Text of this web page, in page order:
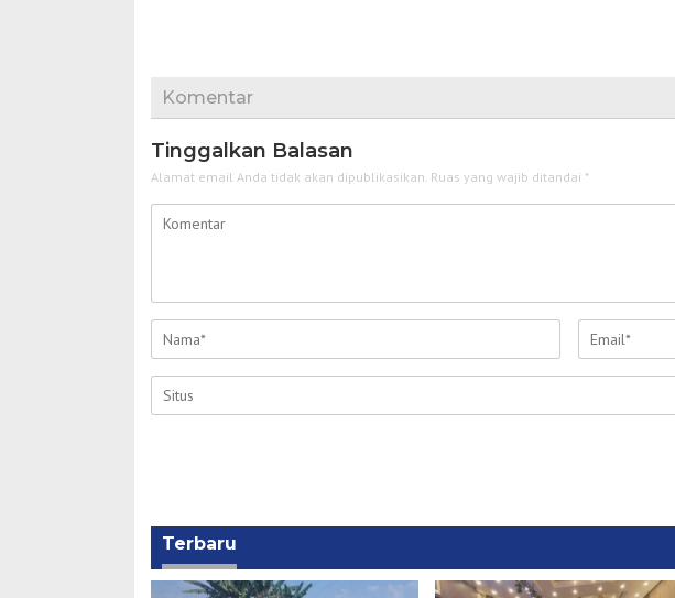
Komentar
Tinggalkan Balasan
Alamat email Anda tidak akan dipublikasikan. Ruas yang wajib ditandai *
Terbaru